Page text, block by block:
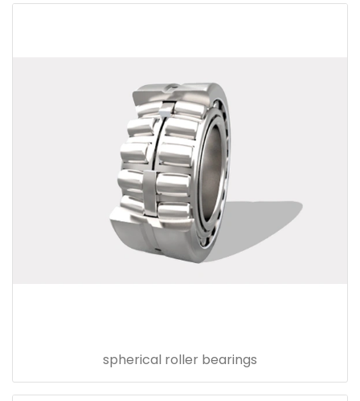
spherical roller bearings